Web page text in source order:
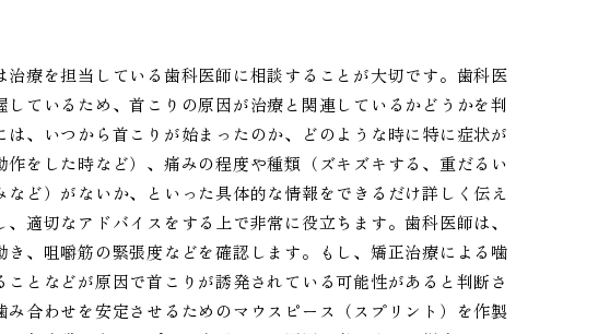
療を担当している歯科医師に相談することが大切です。歯科医
ているため、首こりの原因が治療と関連しているかどうかを判
、いつから首こりが始まったのか、どのような時に特に症状が
をした時など）、痛みの程度や種類（ズキズキする、重だるい
ど）がないか、といった具体的な情報をできるだけ詳しく伝え
適切なアドバイスをする上で非常に役立ちます。歯科医師は、
、咀嚼筋の緊張度などを確認します。もし、矯正治療による噛
となどが原因で首こりが誘発されている可能性があると判断さ
合わせを安定させるためのマウスピース（スプリント）を作製